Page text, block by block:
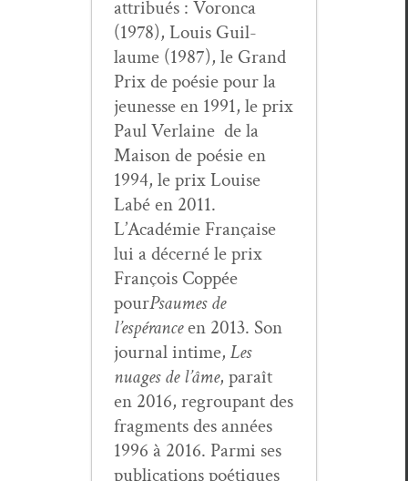
attribués : Voron­ca
(1978), Louis Guil­
laume (1987), le Grand
Prix de poésie pour la
jeunesse en 1991, le prix
Paul Ver­laine de la
Mai­son de poésie en
1994, le prix Louise
Labé en 2011.
L’Académie Française
lui a décerné le prix
François Cop­pée
pourPsaumes de
l’espéranceen 2013. Son
jour­nal intime, Les
nuages de l’âme, paraît
en 2016, regroupant des
frag­ments des années
1996 à 2016. Par­mi ses
pub­li­ca­tions poé­tiques